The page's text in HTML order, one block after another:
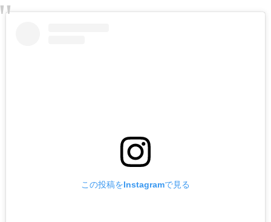
この投稿をInstagramで見る